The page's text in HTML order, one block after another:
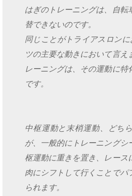
はぎのトレーニングは、自転
替できないのです。
同じことがトライアスロン
ツの主要な動きにおいて言え
レーニングは、その運動に特
です。
中枢運動と末梢運動、どち
が、一般的にトレーニングシ
枢運動に重きを置き、レース
肉にシフトして行くことでパ
られます。